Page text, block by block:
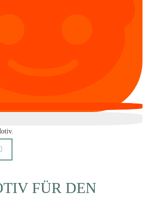
FÜR DEN